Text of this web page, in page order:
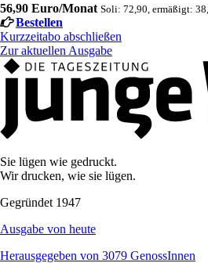
56,90 Euro/Monat Soli: 72,90, ermäßigt:
Bestellen
Kurzzeitabo abschließen
Zur aktuellen Ausgabe
Sie lügen wie gedruckt.
Wir drucken, wie sie lügen.
Gegründet 1947
Ausgabe von heute
Herausgegeben von 3079 GenossInnen